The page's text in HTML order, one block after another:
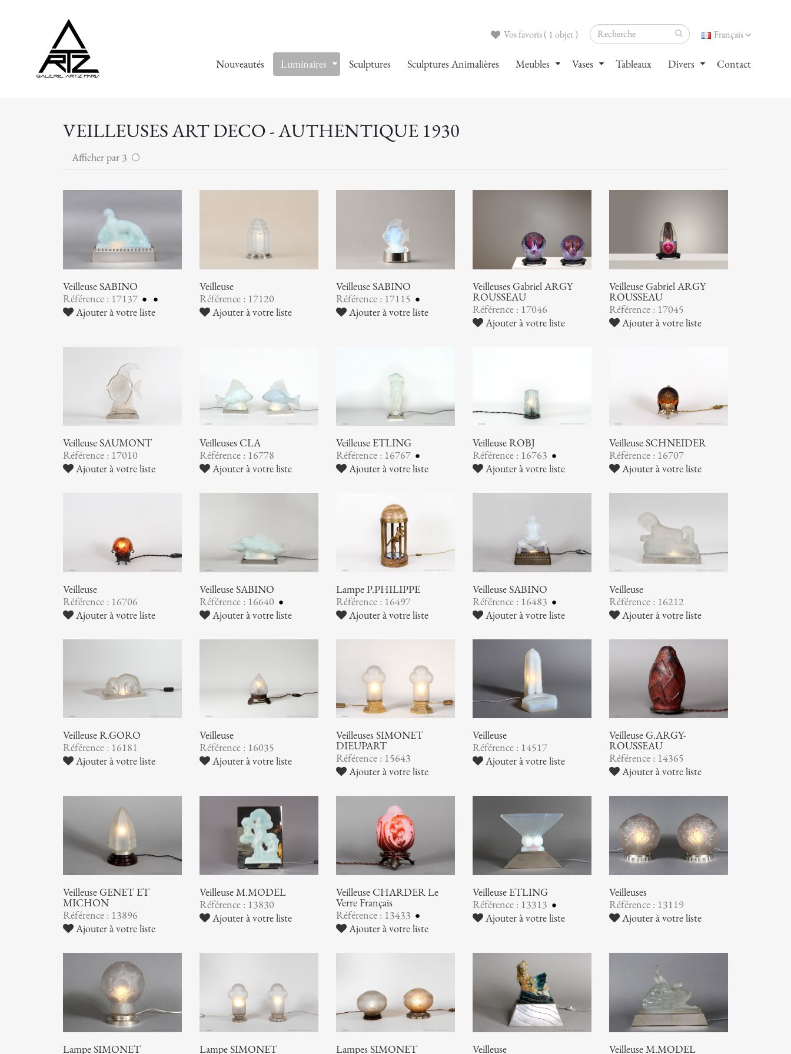
Français
Vos favoris ( 1 objet )
Nouveautés Luminaires Sculptures Sculptures Animalières Meubles Vases Tableaux Divers Contact
VEILLEUSES ART DECO - AUTHENTIQUE 1930
Afficher par 3
Veilleuse SABINO
Référence : 17137
Ajouter à votre liste
Veilleuse
Référence : 17120
Ajouter à votre liste
Veilleuse SABINO
Référence : 17115
Ajouter à votre liste
Veilleuses Gabriel ARGY
ROUSSEAU
Référence : 17046
Ajouter à votre liste
Veilleuse Gabriel ARGY
ROUSSEAU
Référence : 17045
Ajouter à votre liste
Veilleuse SAUMONT
Référence : 17010
Ajouter à votre liste
Veilleuses CLA
Référence : 16778
Ajouter à votre liste
Veilleuse ETLING
Référence : 16767
Ajouter à votre liste
Veilleuse ROBJ
Référence : 16763
Ajouter à votre liste
Veilleuse SCHNEIDER
Référence : 16707
Ajouter à votre liste
Veilleuse
Référence : 16706
Ajouter à votre liste
Veilleuse SABINO
Référence : 16640
Ajouter à votre liste
Lampe P.PHILIPPE
Référence : 16497
Ajouter à votre liste
Veilleuse SABINO
Référence : 16483
Ajouter à votre liste
Veilleuse
Référence : 16212
Ajouter à votre liste
Veilleuse R.GORO
Référence : 16181
Ajouter à votre liste
Veilleuse
Référence : 16035
Ajouter à votre liste
Veilleuses SIMONET
DIEUPART
Référence : 15643
Ajouter à votre liste
Veilleuse
Référence : 14517
Ajouter à votre liste
Veilleuse G.ARGY-
ROUSSEAU
Référence : 14365
Ajouter à votre liste
Veilleuse GENET ET
MICHON
Référence : 13896
Ajouter à votre liste
Veilleuse M.MODEL
Référence : 13830
Ajouter à votre liste
Veilleuse CHARDER Le
Verre Français
Référence : 13433
Ajouter à votre liste
Veilleuse ETLING
Référence : 13313
Ajouter à votre liste
Veilleuses
Référence : 13119
Ajouter à votre liste
Lampe SIMONET
Lampe SIMONET
Lampes SIMONET
Veilleuse
Veilleuse M.MODEL